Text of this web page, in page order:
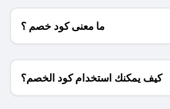
ما معنى كود خصم ؟
كيف يمكنك استخدام كود الخصم؟